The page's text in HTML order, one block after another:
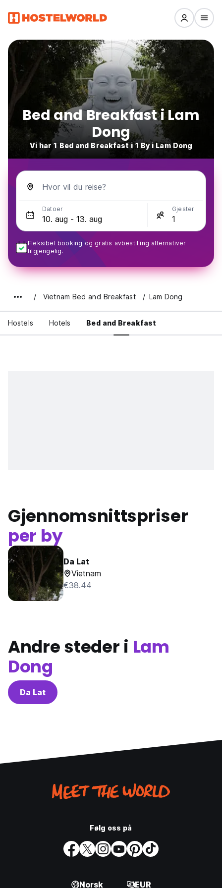
Bed and Breakfast i Lam
Dong
Vi har 1 Bed and Breakfast i 1 By i Lam Dong
Hvor vil du reise?
Datoer Gjester
Fleksibel booking og gratis avbestilling alternativer
tilgjengelig.
Vietnam Bed and Breakfast Lam Dong
Hostels Hotels Bed and Breakfast
Gjennomsnittspriser
per by
Da Lat
Vietnam
€38.44
Andre steder i Lam
Dong
Da Lat
Følg oss på
Norsk EUR